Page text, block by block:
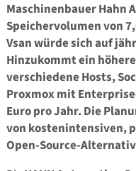
Maschinenbauer Hahn
Speichervolumen von
Vsan würde sich auf
Hinzukommt ein
verschiedene Hosts,
Proxmox mit
Euro pro Jahr. Die
von kostenintensiven,
Open-Source-